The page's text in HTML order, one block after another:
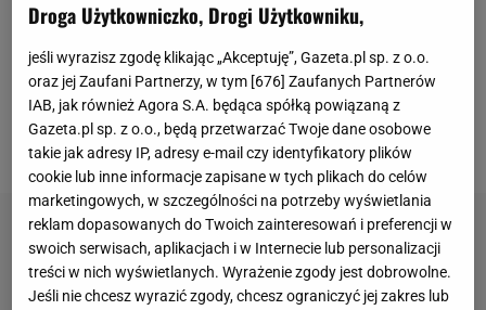
niecodzienną prośbą do swoich fanów za
pośrednictwem mediów społecznościowych.Polska
lekkoatletka poprosiła, by obserwujący jej kanał
zgłaszali konto na Facebooku, które prowadzone
jest przez oszusta.
Droga Użytkowniczko, Drogi Użytkowniku,
jeśli wyrazisz zgodę klikając „Akceptuję”, Gazeta.pl sp. z o.o.
oraz jej Zaufani Partnerzy, w tym [676] Zaufanych Partnerów
IAB, jak również Agora S.A. będąca spółką powiązaną z
Gazeta.pl sp. z o.o., będą przetwarzać Twoje dane osobowe
takie jak adresy IP, adresy e-mail czy identyfikatory plików
cookie lub inne informacje zapisane w tych plikach do celów
marketingowych, w szczególności na potrzeby wyświetlania
reklam dopasowanych do Twoich zainteresowań i preferencji w
swoich serwisach, aplikacjach i w Internecie lub personalizacji
treści w nich wyświetlanych. Wyrażenie zgody jest dobrowolne.
Jeśli nie chcesz wyrazić zgody, chcesz ograniczyć jej zakres lub